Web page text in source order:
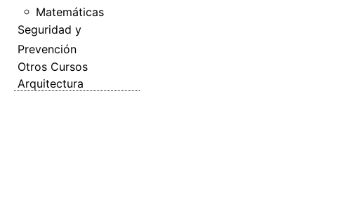
Matemáticas
Seguridad y
Prevención
Otros Cursos
Arquitectura